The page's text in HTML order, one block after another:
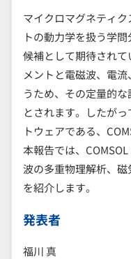
マイクロマグネティ
トの動力学を扱う学
候補として期待され
メントと電磁波、電
うため、その定量的
とされます。したが
トウェアである、
本報告では、
波の多重物理解析、
を紹介します。
発表者
福川 真